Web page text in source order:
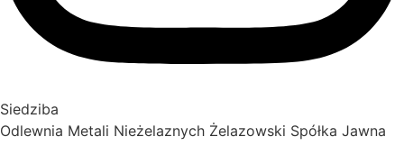
Siedziba
Odlewnia Metali Nieżelaznych Żelazowski Spółka Jawna